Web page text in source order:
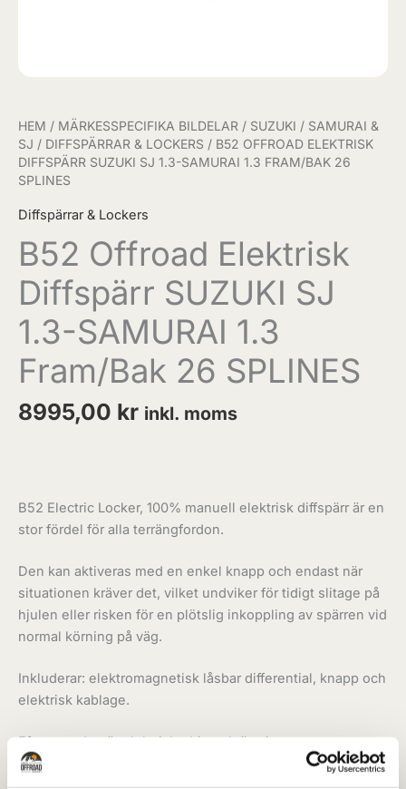
HEM / MÄRKESSPECIFIKA BILDELAR / SUZUKI / SAMURAI &
SJ / DIFFSPÄRRAR & LOCKERS / B52 OFFROAD ELEKTRISK
DIFFSPÄRR SUZUKI SJ 1.3-SAMURAI 1.3 FRAM/BAK 26
SPLINES
Diffspärrar & Lockers
B52 Offroad Elektrisk
Diffspärr SUZUKI SJ
1.3-SAMURAI 1.3
Fram/Bak 26 SPLINES
8995,00 kr inkl. moms
B52 Electric Locker, 100% manuell elektrisk diffspärr är en
stor fördel för alla terrängfordon.
Den kan aktiveras med en enkel knapp och endast när
situationen kräver det, vilket undviker för tidigt slitage på
hjulen eller risken för en plötslig inkoppling av spärren vid
normal körning på väg.
Inkluderar: elektromagnetisk låsbar differential, knapp och
elektrisk kablage.
Eftersom den är elektriskt driven krävs ingen
luftkompressor, vilket gör installationen enklare.